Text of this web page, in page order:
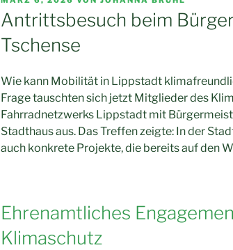
AM
Antrittsbesuch beim
Tschense
Wie kann Mobilität in Lippstadt
Frage tauschten sich jetzt Mitglieder des
Fahrradnetzwerks Lippstadt mit
Stadthaus aus. Das Treffen zeigte: In der
auch konkrete Projekte, die bereits auf den
Ehrenamtliches
Klimaschutz